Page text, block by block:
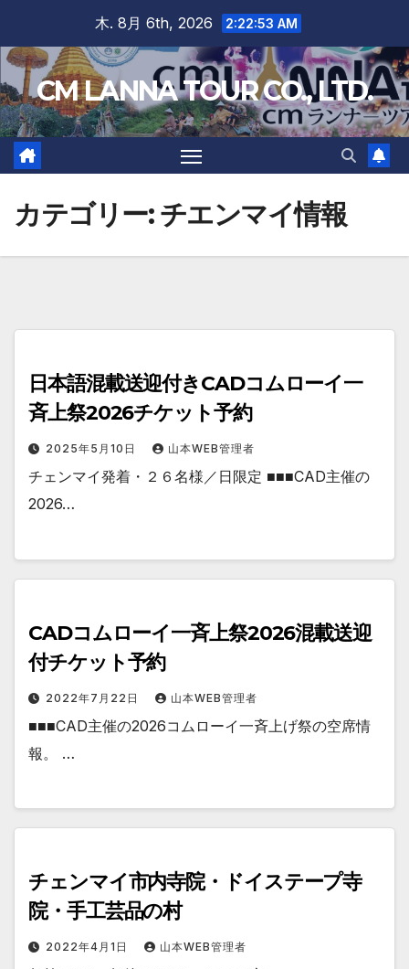
content
木. 8月 6th, 2026 2:22:53 AM
CM LANNA TOUR CO., LTD.
カテゴリー:チエンマイ情報
日本語混載送迎付きCADコムローイ一
斉上祭2026チケット予約
2025年5月10日 山本WEB管理者
チェンマイ発着・２６名様／日限定 ■■■CAD主催の
2026…
CADコムローイ一斉上祭2026混載送迎
付チケット予約
2022年7月22日 山本WEB管理者
■■■CAD主催の2026コムローイ一斉上げ祭の空席情
報。 …
チェンマイ市内寺院・ドイステープ寺
院・手工芸品の村
2022年4月1日 山本WEB管理者